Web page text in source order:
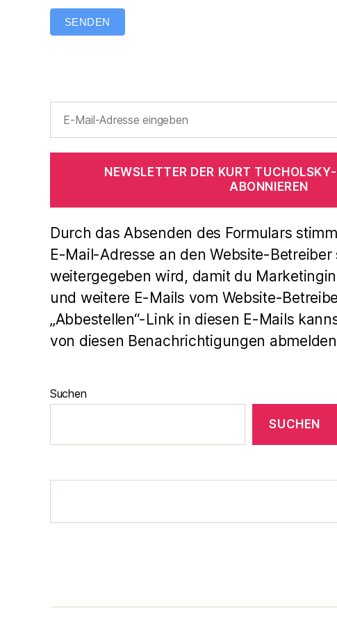
SENDEN
NEWSLETTER DER KURT
ABONNIEREN
Durch das Absenden des Formulars
E-Mail-Adresse an den Website-
weitergegeben wird, damit du
und weitere E-Mails vom Website-
„Abbestellen“-Link in diesen E-Mails
von diesen Benachrichtigungen
Suchen
SUCHEN